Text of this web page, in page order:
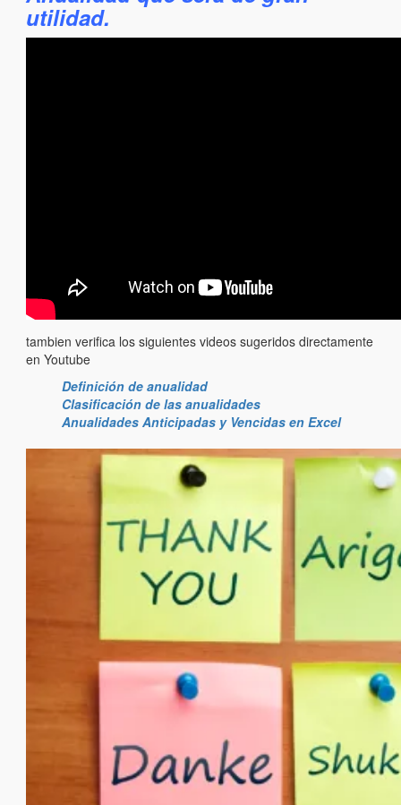
utilidad.
tambien verifica los siguientes videos sugeridos directamente
en Youtube
Definición de anualidad
Clasificación de las anualidades
Anualidades Anticipadas y Vencidas en Excel